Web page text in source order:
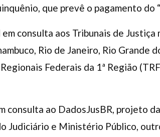
que prevê o pagamento do
consulta aos Tribunais de Justiça
Rio de Janeiro, Rio Grande
Federais da 1ª Região
consulta ao DadosJusBR, projeto
Judiciário e Ministério Público,